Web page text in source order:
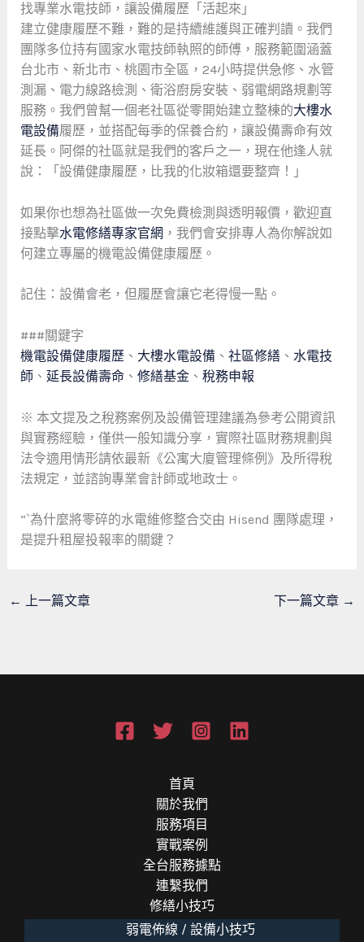
找專業水電技師，讓設備履歷「活起來」
建立健康履歷不難，難的是持續維護與正確判讀。我們
團隊多位持有國家水電技師執照的師傅，服務範圍涵蓋
台北市、新北市、桃園市全區，24小時提供急修、水管
測漏、電力線路檢測、衛浴廚房安裝、弱電網路規劃等
服務。我們曾幫一個老社區從零開始建立整棟的大樓水
電設備履歷，並搭配每季的保養合約，讓設備壽命有效
延長。阿傑的社區就是我們的客戶之一，現在他逢人就
說：「設備健康履歷，比我的化妝箱還要整齊！」
如果你也想為社區做一次免費檢測與透明報價，歡迎直
接點擊水電修繕專家官網 ，我們會安排專人為你解說如
何建立專屬的機電設備健康履歷。
記住：設備會老，但履歷會讓它老得慢一點。
###關鍵字
機電設備健康履歷、 大樓水電設備、 社區修繕、 水電技
師、 延長設備壽命、 修繕基金、 稅務申報
※ 本文提及之稅務案例及設備管理建議為參考公開資訊
與實務經驗，僅供一般知識分享，實際社區財務規劃與
法令適用情形請依最新《公寓大廈管理條例》及所得稅
法規定，並諮詢專業會計師或地政士。
“`為什麼將零碎的水電維修整合交由 Hisend 團隊處理，
是提升租屋投報率的關鍵？
← 上一篇文章 下一篇文章 →
首頁
關於我們
服務項目
實戰案例
全台服務據點
連繫我們
修繕小技巧
弱電佈線 / 設備小技巧